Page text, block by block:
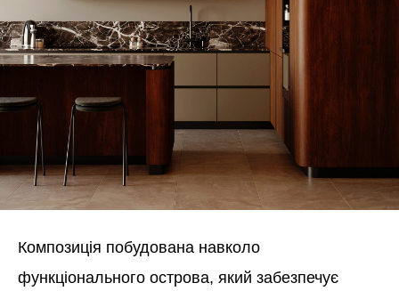
Композиція побудована навколо
функціонального острова, який забезпечує